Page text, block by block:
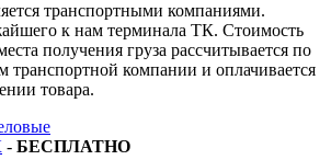
транспортными компаниями.
к нам терминала ТК. Стоимость
получения груза рассчитывается по
транспортной компании и оплачивается
товара.
- БЕСПЛАТНО